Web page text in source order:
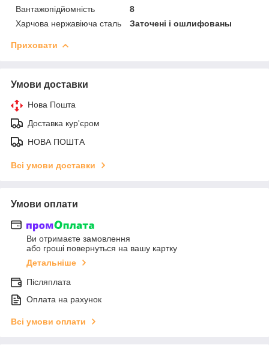
Вантажопідйомність
8
Харчова нержавіюча сталь
Заточені і ошлифованы
Приховати
Умови доставки
Нова Пошта
Доставка кур'єром
НОВА ПОШТА
Всі умови доставки
Умови оплати
Ви отримаєте замовлення
або гроші повернуться на вашу картку
Детальніше
Післяплата
Оплата на рахунок
Всі умови оплати